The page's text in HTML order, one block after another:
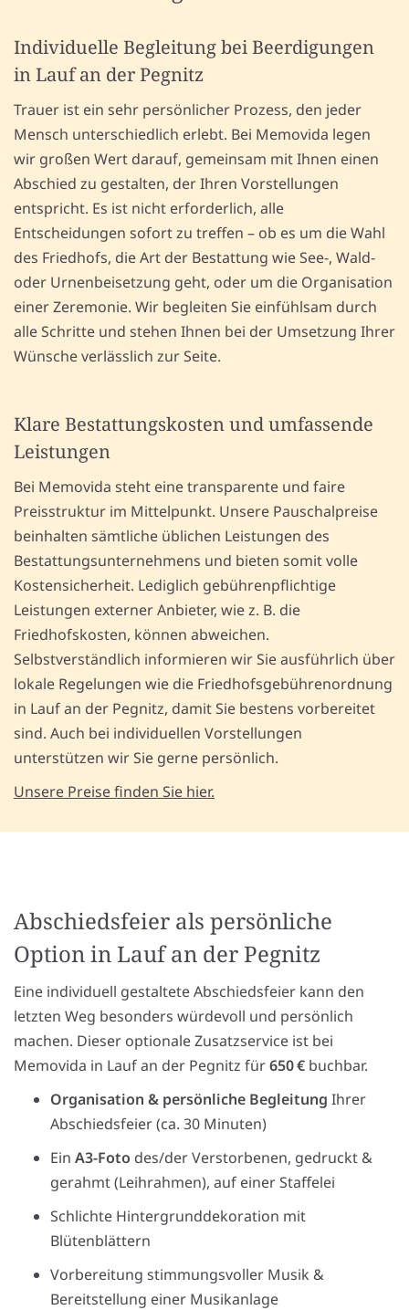
Individuelle Begleitung bei Beerdigungen
in Lauf an der Pegnitz
Trauer ist ein sehr persönlicher Prozess, den jeder
Mensch unterschiedlich erlebt. Bei Memovida legen
wir großen Wert darauf, gemeinsam mit Ihnen einen
Abschied zu gestalten, der Ihren Vorstellungen
entspricht. Es ist nicht erforderlich, alle
Entscheidungen sofort zu treffen – ob es um die Wahl
des Friedhofs, die Art der Bestattung wie See-, Wald-
oder Urnenbeisetzung geht, oder um die Organisation
einer Zeremonie. Wir begleiten Sie einfühlsam durch
alle Schritte und stehen Ihnen bei der Umsetzung Ihrer
Wünsche verlässlich zur Seite.
Klare Bestattungskosten und umfassende
Leistungen
Bei Memovida steht eine transparente und faire
Preisstruktur im Mittelpunkt. Unsere Pauschalpreise
beinhalten sämtliche üblichen Leistungen des
Bestattungsunternehmens und bieten somit volle
Kostensicherheit. Lediglich gebührenpflichtige
Leistungen externer Anbieter, wie z. B. die
Friedhofskosten, können abweichen.
Selbstverständlich informieren wir Sie ausführlich über
lokale Regelungen wie die Friedhofsgebührenordnung
in Lauf an der Pegnitz, damit Sie bestens vorbereitet
sind. Auch bei individuellen Vorstellungen
unterstützen wir Sie gerne persönlich.
Unsere Preise finden Sie hier.
Abschiedsfeier als persönliche
Option in Lauf an der Pegnitz
Eine individuell gestaltete Abschiedsfeier kann den
letzten Weg besonders würdevoll und persönlich
machen. Dieser optionale Zusatzservice ist bei
Memovida in Lauf an der Pegnitz für650 € buchbar.
Organisation & persönliche Begleitung Ihrer
Abschiedsfeier (ca. 30 Minuten)
Ein A3-Foto des/der Verstorbenen, gedruckt &
gerahmt (Leihrahmen), auf einer Staffelei
Schlichte Hintergrunddekoration mit
Blütenblättern
Vorbereitung stimmungsvoller Musik &
Bereitstellung einer Musikanlage